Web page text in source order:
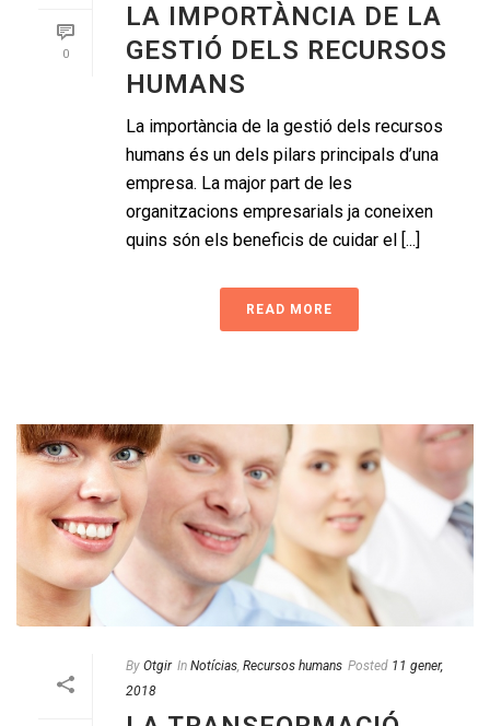
0
LA IMPORTÀNCIA DE LA
GESTIÓ DELS RECURSOS
HUMANS
La importància de la gestió dels recursos
humans és un dels pilars principals d’una
empresa. La major part de les
organitzacions empresarials ja coneixen
quins són els beneficis de cuidar el [...]
READ MORE
By Otgir In Notícias, Recursos humans Posted 11 gener,
2018